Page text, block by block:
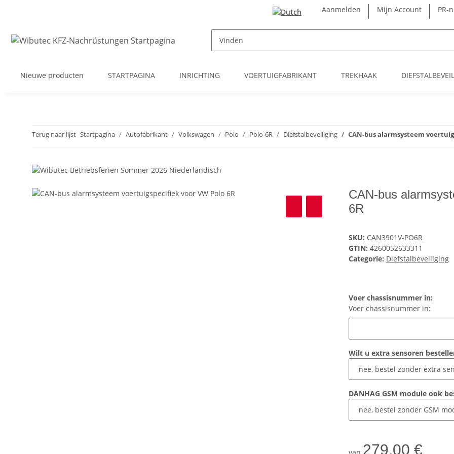
Aanmelden Mijn Account PR-
Nieuwe producten STARTPAGINA INRICHTING VOERTUIGFABRIKANT TREKHAAK
Terug naar lijst Startpagina Autofabrikant Volkswagen Polo Polo-6R Diefstalbeveiliging CAN-bus alarmsysteem
CAN-bus
6R
SKU: CAN3901V-PO6R
GTIN: 4260052633311
Categorie: Diefstalbeveiliging
Voer chassisnummer in:
Voer chassisnummer in:
Wilt u extra sensoren
DANHAG GSM module ook
279,00 €